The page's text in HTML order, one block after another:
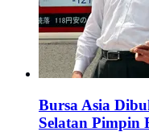
Bursa Asia
Selatan Pimpin